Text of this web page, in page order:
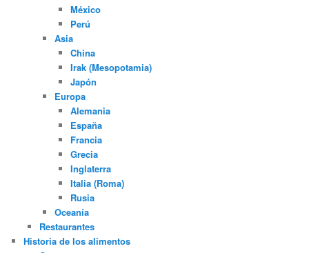
México
Perú
Asia
China
Irak (Mesopotamia)
Japón
Europa
Alemania
España
Francia
Grecia
Inglaterra
Italia (Roma)
Rusia
Oceanía
Restaurantes
Historia de los alimentos